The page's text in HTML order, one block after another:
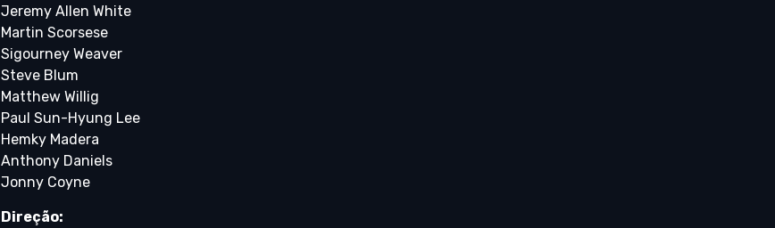
Jeremy Allen White
Martin Scorsese
Sigourney Weaver
Steve Blum
Matthew Willig
Paul Sun-Hyung Lee
Hemky Madera
Anthony Daniels
Jonny Coyne
Direção: